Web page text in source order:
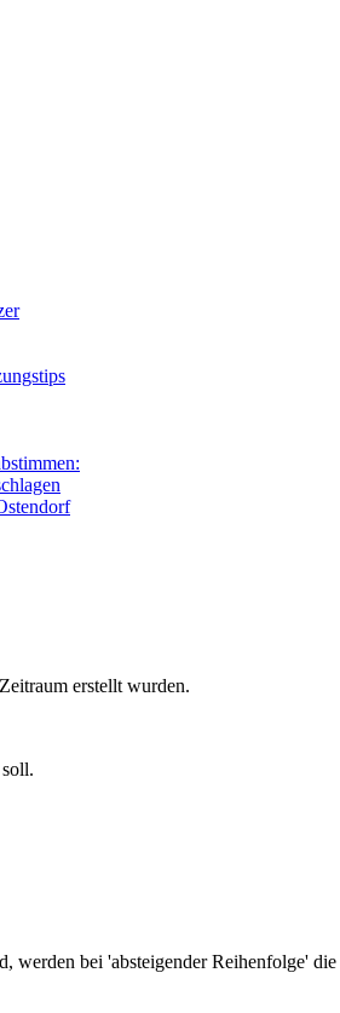
erstellt wurden.
bei 'absteigender Reihenfolge' die